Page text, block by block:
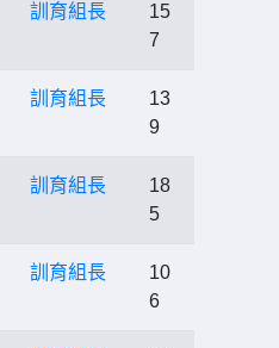
訓育組長
15
7
訓育組長
13
9
訓育組長
18
5
訓育組長
10
6